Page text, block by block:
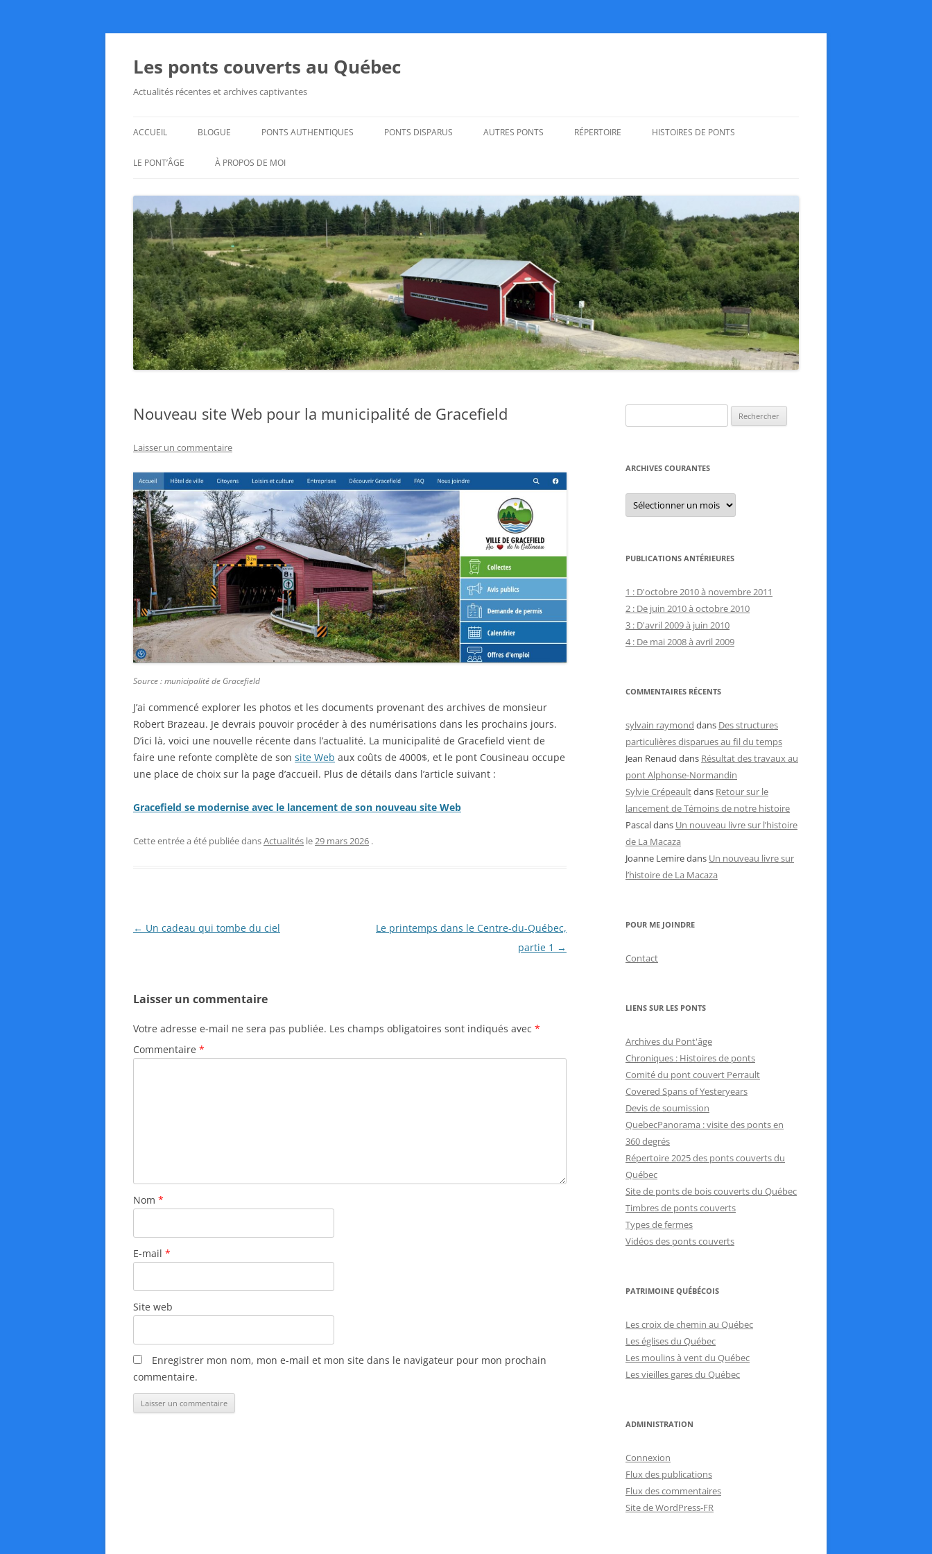
Aller
Les ponts couverts au Québec
Actualités récentes et archives captivantes
ACCUEIL BLOGUE PONTS AUTHENTIQUES PONTS DISPARUS AUTRES PONTS RÉPERTOIRE HISTOIRES DE PONTS
LE PONT’ÂGE À PROPOS DE MOI
Nouveau site Web pour la municipalité de Gracefield
Laisser un commentaire
Source : municipalité de Gracefield
J’ai commencé explorer les photos et les documents provenant des archives de monsieur
Robert Brazeau. Je devrais pouvoir procéder à des numérisations dans les prochains jours.
D’ici là, voici une nouvelle récente dans l’actualité. La municipalité de Gracefield vient de
faire une refonte complète de son site Web aux coûts de 4000$, et le pont Cousineau occupe
une place de choix sur la page d’accueil. Plus de détails dans l’article suivant :
Gracefield se modernise avec le lancement de son nouveau site Web
Cette entrée a été publiée dansActualités le 29 mars 2026 .
N
g
a
t
i
a
r
i
c
s
← Un cadeau qui tombe du ciel
Le printemps dans le Centre-du-Québec,
partie 1 →
Laisser un commentaire
Votre adresse e-mail ne sera pas publiée. Les champs obligatoires sont indiqués avec *
Commentaire *
Nom *
E-mail *
Site web
Enregistrer mon nom, mon e-mail et mon site dans le navigateur pour mon prochain
commentaire.
ARCHIVES COURANTES
Archives
courantes
PUBLICATIONS ANTÉRIEURES
1 : D'octobre 2010 à novembre 2011
2 : De juin 2010 à octobre 2010
3 : D'avril 2009 à juin 2010
4 : De mai 2008 à avril 2009
COMMENTAIRES RÉCENTS
sylvain raymond dans Des structures
particulières disparues au fil du temps
Jean Renaud dans Résultat des travaux au
pont Alphonse-Normandin
Sylvie Crépeaultdans Retour sur le
lancement de Témoins de notre histoire
Pascaldans Un nouveau livre sur l’histoire
de La Macaza
Joanne Lemiredans Un nouveau livre sur
l’histoire de La Macaza
POUR ME JOINDRE
Contact
LIENS SUR LES PONTS
Archives du Pont'âge
Chroniques : Histoires de ponts
Comité du pont couvert Perrault
Covered Spans of Yesteryears
Devis de soumission
QuebecPanorama : visite des ponts en
360 degrés
Répertoire 2025 des ponts couverts du
Québec
Site de ponts de bois couverts du Québec
Timbres de ponts couverts
Types de fermes
Vidéos des ponts couverts
PATRIMOINE QUÉBÉCOIS
Les croix de chemin au Québec
Les églises du Québec
Les moulins à vent du Québec
Les vieilles gares du Québec
ADMINISTRATION
Connexion
Flux des publications
Flux des commentaires
Site de WordPress-FR